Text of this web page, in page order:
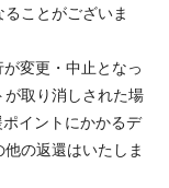
ことがございま
変更・中止となっ
取り消しされた場
イントにかかるデ
の返還はいたしま